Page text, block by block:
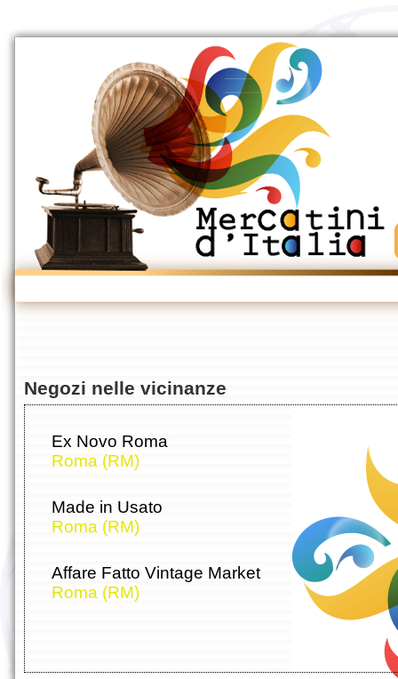
Negozi nelle vicinanze
Ex Novo Roma
Roma (RM)
Made in Usato
Roma (RM)
Affare Fatto Vintage Market
Roma (RM)